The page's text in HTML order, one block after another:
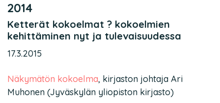
2014
Ketterät kokoelmat ? kokoelmien
kehittäminen nyt ja tulevaisuudessa
17.3.2015
Näkymätön kokoelma, kirjaston johtaja Ari
Muhonen (Jyväskylän yliopiston kirjasto)